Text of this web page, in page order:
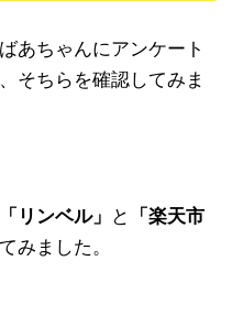
あちゃんにアンケート
そちらを確認してみま
リンベル」 と
「楽天市
みました。